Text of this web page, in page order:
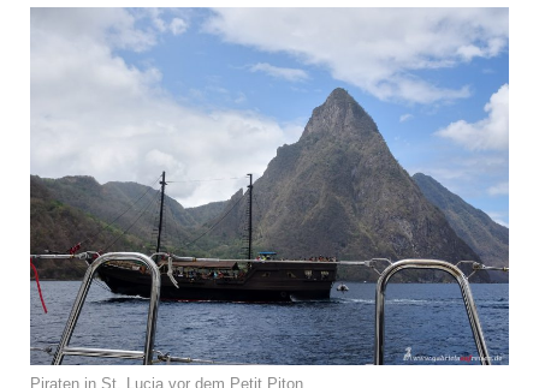
Piraten in St. Lucia vor dem Petit Piton